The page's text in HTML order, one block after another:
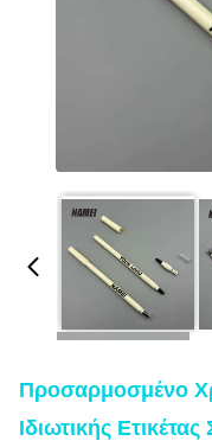
Προσαρμοσμένο
Ιδιωτικής